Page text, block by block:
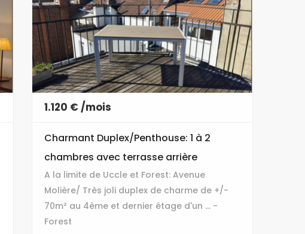
1.120 € /mois
Charmant Duplex/Penthouse: 1 à 2
chambres avec terrasse arrière
A la limite de Uccle et Forest: Avenue
Molière/ Très joli duplex de charme de +/-
70m² au 4ème et dernier étage d'un ... -
Forest